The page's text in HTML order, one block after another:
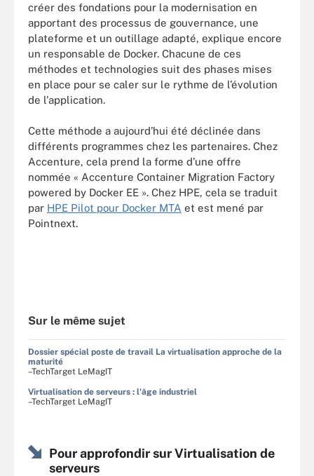
créer des fondations pour la modernisation en
apportant des processus de gouvernance, une
plateforme et un outillage adapté, explique encore
un responsable de Docker. Chacune de ces
méthodes et technologies suit des phases mises
en place pour se caler sur le rythme de l’évolution
de l'application.
Cette méthode a aujourd’hui été déclinée dans
différents programmes chez les partenaires. Chez
Accenture, cela prend la forme d’une offre
nommée « Accenture Container Migration Factory
powered by Docker EE ». Chez HPE, cela se traduit
par HPE Pilot pour Docker MTA et est mené par
Pointnext.
Sur le même sujet
Dossier spécial poste de travail La virtualisation approche de la
maturité
–TechTarget LeMagIT
Virtualisation de serveurs : l'âge industriel
–TechTarget LeMagIT
Pour approfondir sur Virtualisation de
serveurs